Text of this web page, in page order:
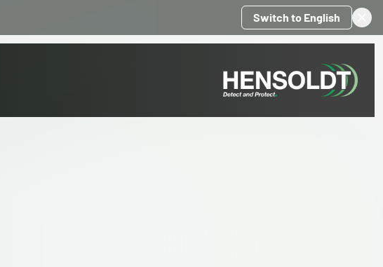
Switch to English